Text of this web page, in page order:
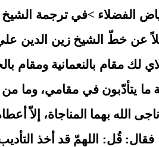
الفضلاء >في ترجمة الشيخ
خطّ الشيخ زين الدين علي
لك مقام بالنعمانية ومقام
ما يتأدّبون في مقامي،
الله بهما المناجاة، إلاّ
قُل: اللهمّ قد أخذ